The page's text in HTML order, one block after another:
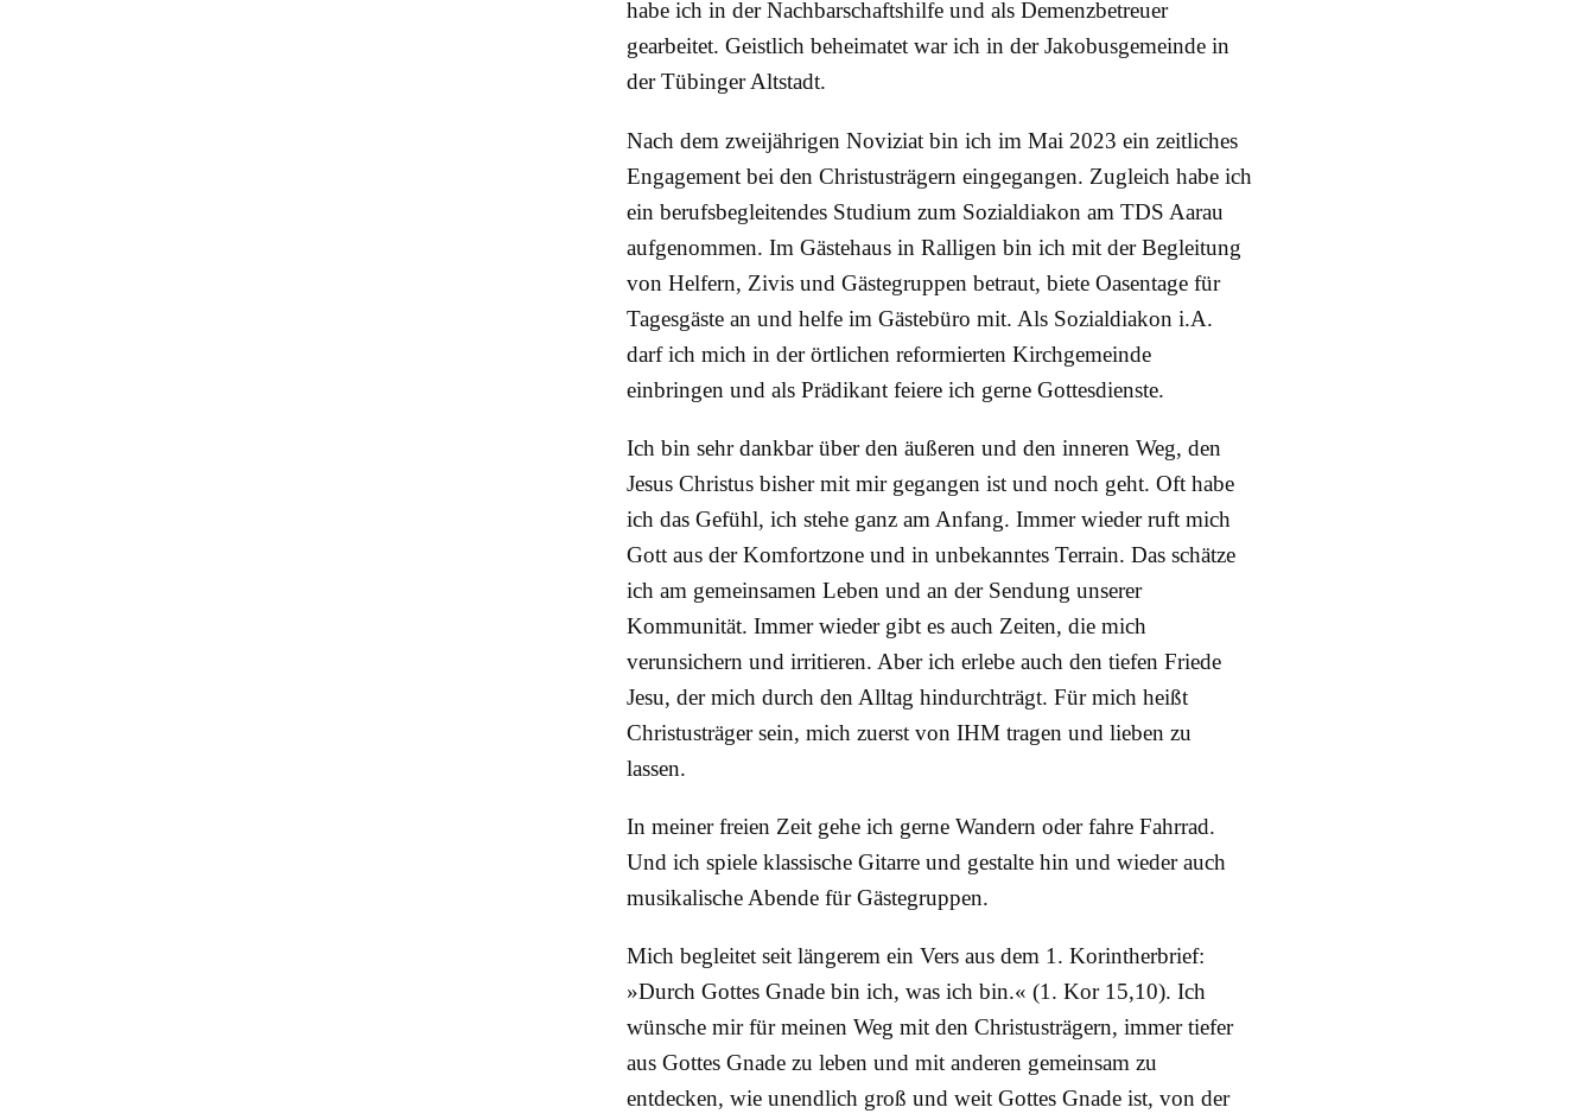
habe ich in der Nachbarschaftshilfe und als Demenzbetreuer
gearbeitet. Geistlich beheimatet war ich in der Jakobusgemeinde in
der Tübinger Altstadt.
Nach dem zweijährigen Noviziat bin ich im Mai 2023 ein zeitliches
Engagement bei den Christusträgern eingegangen. Zugleich habe ich
ein berufsbegleitendes Studium zum Sozialdiakon am TDS Aarau
aufgenommen. Im Gästehaus in Ralligen bin ich mit der Begleitung
von Helfern, Zivis und Gästegruppen betraut, biete Oasentage für
Tagesgäste an und helfe im Gästebüro mit. Als Sozialdiakon i.A.
darf ich mich in der örtlichen reformierten Kirchgemeinde
einbringen und als Prädikant feiere ich gerne Gottesdienste.
Ich bin sehr dankbar über den äußeren und den inneren Weg, den
Jesus Christus bisher mit mir gegangen ist und noch geht. Oft habe
ich das Gefühl, ich stehe ganz am Anfang. Immer wieder ruft mich
Gott aus der Komfortzone und in unbekanntes Terrain. Das schätze
ich am gemeinsamen Leben und an der Sendung unserer
Kommunität. Immer wieder gibt es auch Zeiten, die mich
verunsichern und irritieren. Aber ich erlebe auch den tiefen Friede
Jesu, der mich durch den Alltag hindurchträgt. Für mich heißt
Christusträger sein, mich zuerst von IHM tragen und lieben zu
lassen.
In meiner freien Zeit gehe ich gerne Wandern oder fahre Fahrrad.
Und ich spiele klassische Gitarre und gestalte hin und wieder auch
musikalische Abende für Gästegruppen.
Mich begleitet seit längerem ein Vers aus dem 1. Korintherbrief:
»Durch Gottes Gnade bin ich, was ich bin.« (1. Kor 15,10). Ich
wünsche mir für meinen Weg mit den Christusträgern, immer tiefer
aus Gottes Gnade zu leben und mit anderen gemeinsam zu
entdecken, wie unendlich groß und weit Gottes Gnade ist, von der